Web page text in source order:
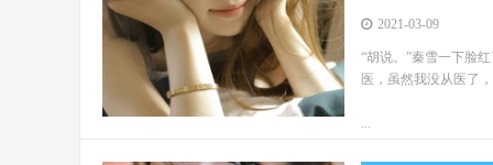
2021-03-09
“胡说。”秦雪一下脸
医，虽然我没从医了
...